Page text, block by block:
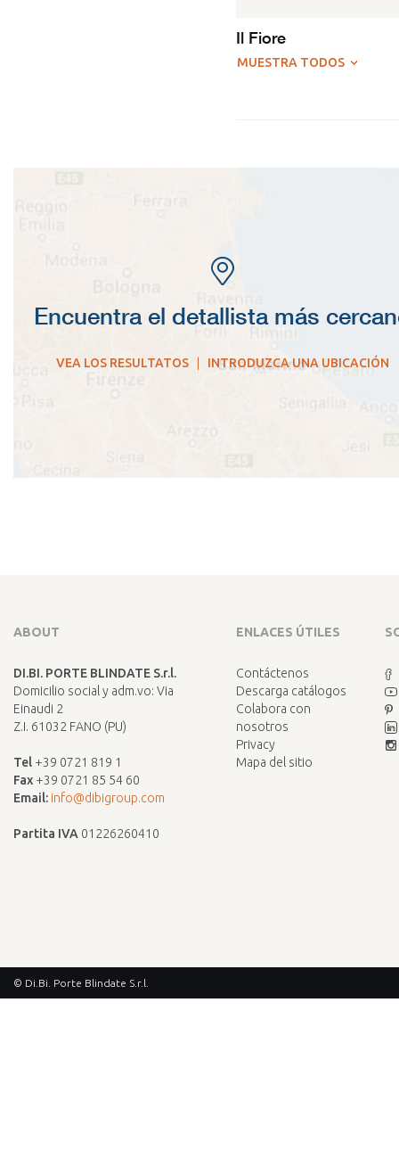
Il Fiore
MUESTRA TODOS
Encuentra el detallista más
VEA LOS RESULTATOS INTRODUZCA UNA UBICACIÓN
ABOUT
DI.BI. PORTE BLINDATE S.r.l.
Domicilio social y adm.vo: Via
Einaudi 2
Z.I. 61032 FANO (PU)
Tel +39 0721 819 1
Fax +39 0721 85 54 60
Email: info@dibigroup.com
Partita IVA 01226260410
ENLACES ÚTILES
Contáctenos
Descarga catálogos
Colabora con
nosotros
Privacy
Mapa del sitio
© Di.Bi. Porte Blindate S.r.l.